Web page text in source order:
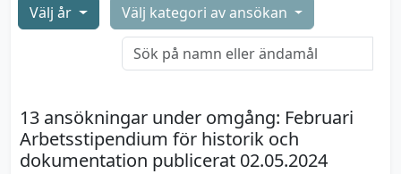
Välj år Välj kategori av ansökan
13 ansökningar under omgång: Februari
Arbetsstipendium för historik och
dokumentation publicerat 02.05.2024